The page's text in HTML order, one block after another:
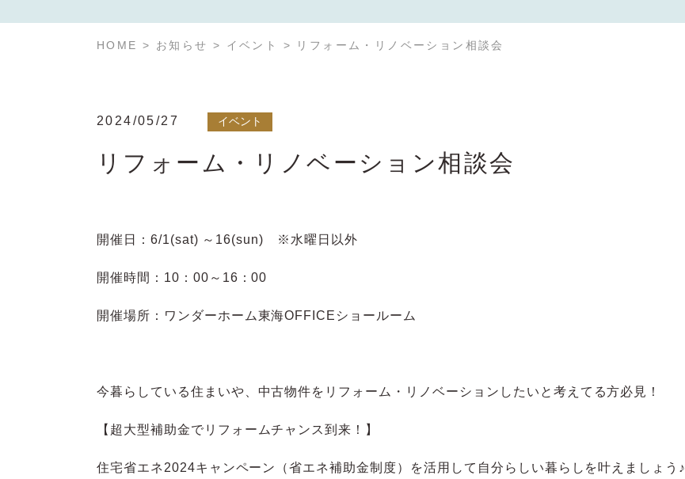
HOME > お知らせ > イベント > リフォーム・リノベーション相談会
2024/05/27 イベント
リフォーム・リノベーション相談会
開催日：6/1(sat) ～16(sun) ※水曜日以外
開催時間： 10 ： 00 ～ 16 ：00
開催場所：ワンダーホーム東海OFFICE ショールーム
今暮らしている住まいや、中古物件をリフォーム・リノベーションしたいと考えてる方必見！
【超大型補助金でリフォームチャンス到来！】
住宅省エネ2024キャンペーン（省エネ補助金制度）を活用して自分らしい暮らしを叶えましょう♪